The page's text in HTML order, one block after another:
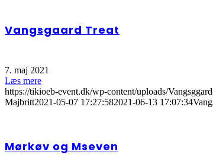
Vangsgaard Treat
7. maj 2021
Læs mere
https://tikioeb-event.dk/wp-content/uploads/
Majbritt2021-05-07 17:27:582021-06-13 17:07:34
Mørkøv og Mseven